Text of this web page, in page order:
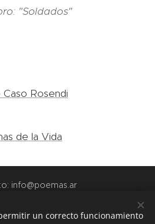
"Soldados"
Rosendi
de la Vida
info@poemas.ar
un correcto funcionamiento